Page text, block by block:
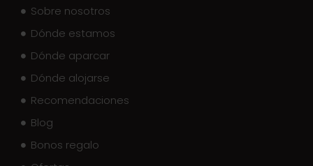
Sobre nosotros
Dónde estamos
Dónde aparcar
Dónde alojarse
Recomendaciones
Blog
Bonos regalo